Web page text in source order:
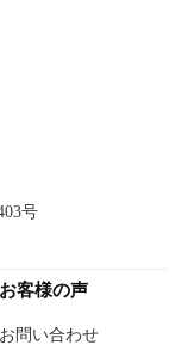
号
お客様の声
お問い合わせ